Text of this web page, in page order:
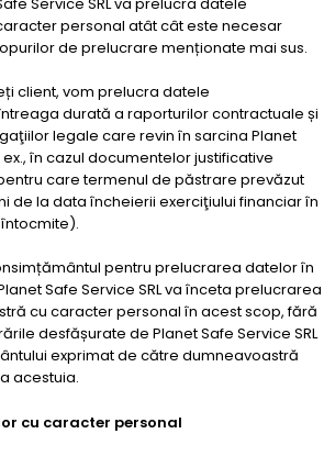
personal atât cât este necesar
de prelucrare menționate mai sus.
client, vom prelucra datele
durată a raporturilor contractuale și
legale care revin în sarcina Planet
ex., în cazul documentelor justificative
care termenul de păstrare prevăzut
de la data încheierii exerciţiului financiar în
pentru prelucrarea datelor în
Safe Service SRL va înceta prelucrarea
cu caracter personal în acest scop, fără
desfășurate de Planet Safe Service SRL
exprimat de către dumneavoastră
acestuia.
cu caracter personal